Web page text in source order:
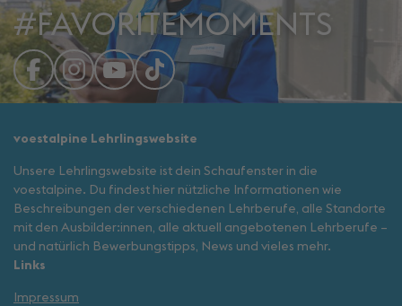
#FAVORITEMOMENTS
voestalpine Lehrlingswebsite
Unsere Lehrlingswebsite ist dein Schaufenster in die
voestalpine. Du findest hier nützliche Informationen wie
Beschreibungen der verschiedenen Lehrberufe, alle Standorte
mit den Ausbilder:innen, alle aktuell angebotenen Lehrberufe –
und natürlich Bewerbungstipps, News und vieles mehr.
Links
Impressum